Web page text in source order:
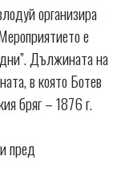
организира
е
Дължината на
в която Ботев
бряг – 1876 г.
пред